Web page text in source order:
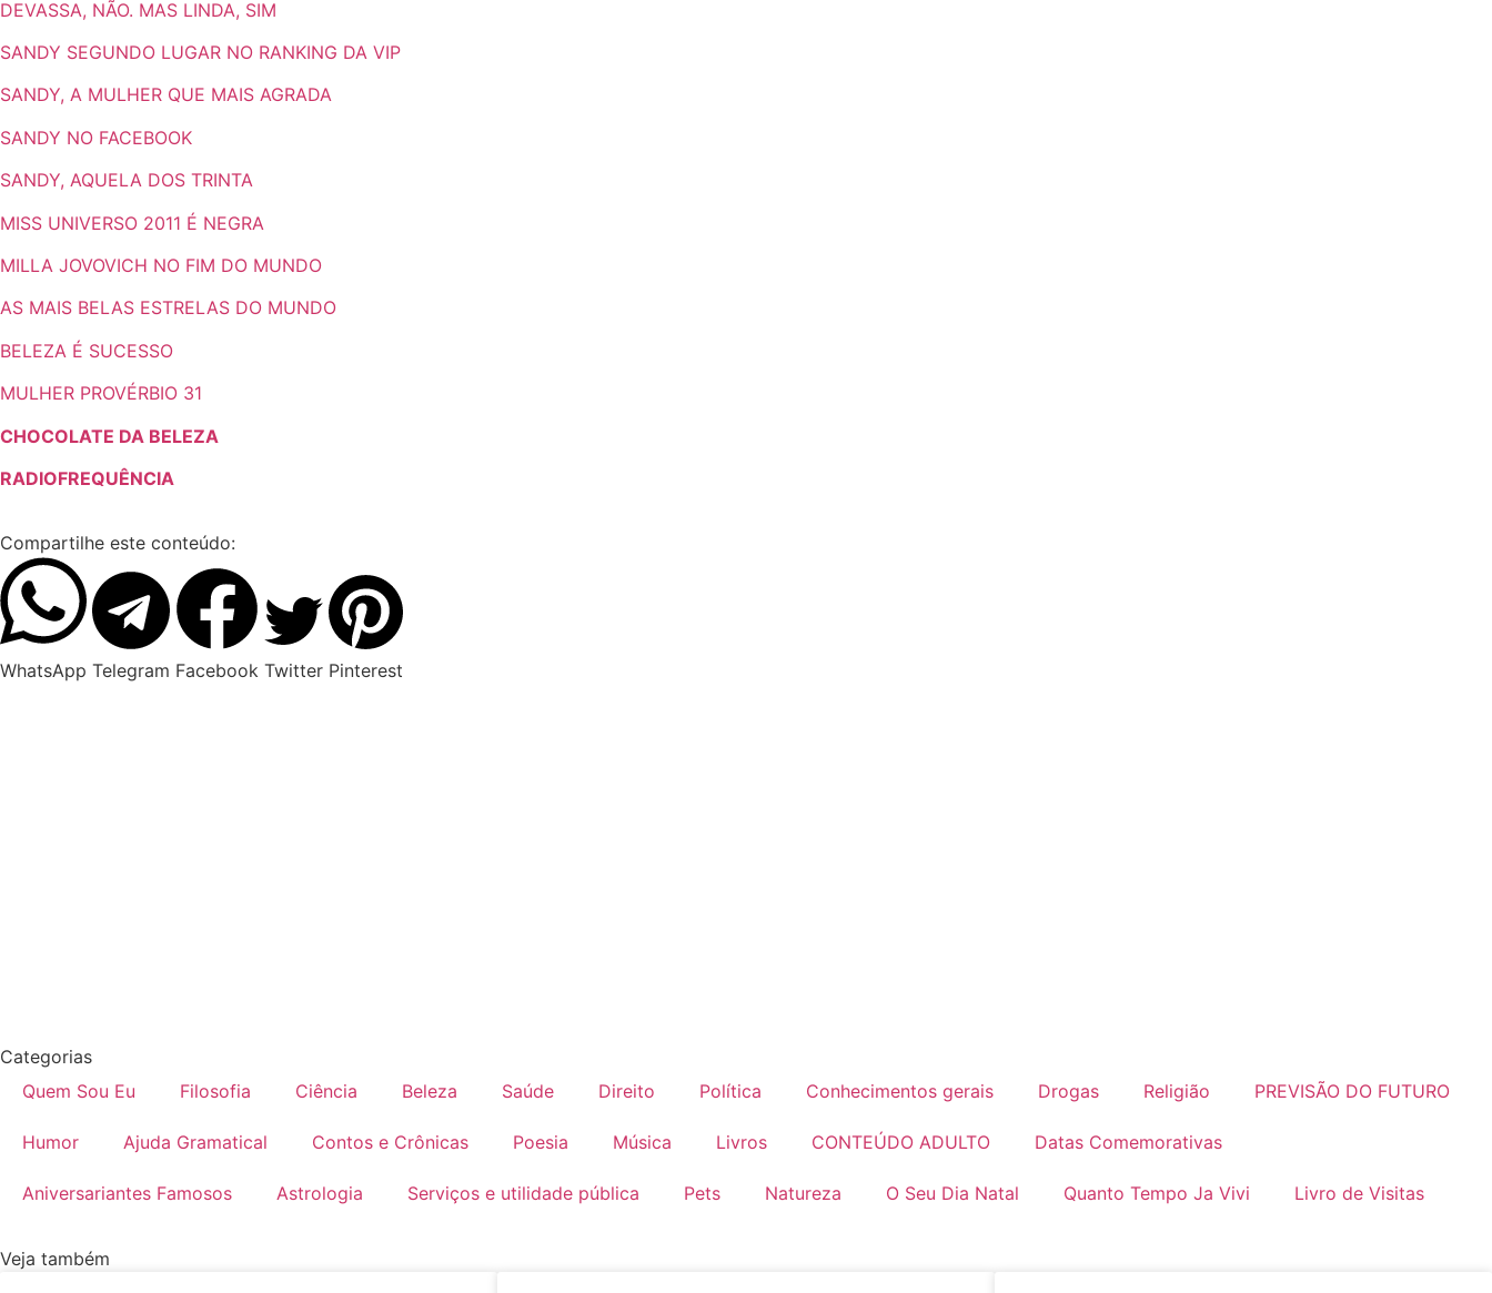
DEVASSA, NÃO. MAS LINDA, SIM
SANDY SEGUNDO LUGAR NO RANKING DA VIP
SANDY, A MULHER QUE MAIS AGRADA
SANDY NO FACEBOOK
SANDY, AQUELA DOS TRINTA
MISS UNIVERSO 2011 É NEGRA
MILLA JOVOVICH NO FIM DO MUNDO
AS MAIS BELAS ESTRELAS DO MUNDO
BELEZA É SUCESSO
MULHER PROVÉRBIO 31
CHOCOLATE DA BELEZA
RADIOFREQUÊNCIA
Compartilhe este conteúdo:
WhatsApp Telegram Facebook Twitter Pinterest
Categorias
Quem Sou Eu
Filosofia Ciência Beleza Saúde Direito Política Conhecimentos gerais Drogas Religião PREVISÃO DO FUTURO
Humor Ajuda Gramatical Contos e Crônicas Poesia Música Livros CONTEÚDO ADULTO Datas Comemorativas
Aniversariantes Famosos Astrologia Serviços e utilidade pública Pets Natureza O Seu Dia Natal Quanto Tempo Ja Vivi Livro de Visitas
Veja também